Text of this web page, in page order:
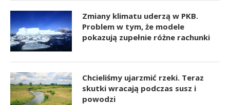
Zmiany klimatu uderzą w PKB.
Problem w tym, że modele
pokazują zupełnie różne rachunki
Chcieliśmy ujarzmić rzeki. Teraz
skutki wracają podczas susz i
powodzi